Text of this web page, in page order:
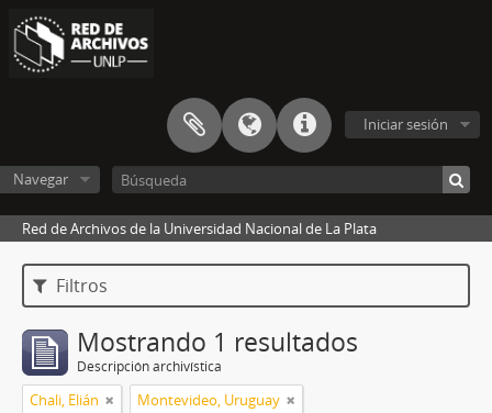
Iniciar sesión
Navegar
Red de Archivos de la Universidad Nacional de La Plata
Filtros
Mostrando 1 resultados
Descripción archivística
Chali, Elián Montevideo, Uruguay